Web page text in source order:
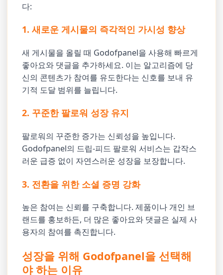
다:
1. 새로운 게시물의 즉각적인 가시성 향상
새 게시물을 올릴 때 Godofpanel을 사용해 빠르게
좋아요와 댓글을 추가하세요. 이는 알고리즘에 당
신의 콘텐츠가 참여를 유도한다는 신호를 보내 유
기적 도달 범위를 늘립니다.
2. 꾸준한 팔로워 성장 유지
팔로워의 꾸준한 증가는 신뢰성을 높입니다.
Godofpanel의 드립-피드 팔로워 서비스는 갑작스
러운 급증 없이 자연스러운 성장을 보장합니다.
3. 전환을 위한 소셜 증명 강화
높은 참여는 신뢰를 구축합니다. 제품이나 개인 브
랜드를 홍보하든, 더 많은 좋아요와 댓글은 실제 사
용자의 참여를 촉진합니다.
성장을 위해 Godofpanel을 선택해
야 하는 이유